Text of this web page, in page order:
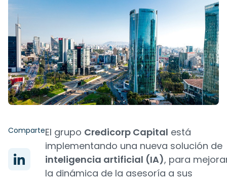
ComparteEl grupo Credicorp Capital está
implementando una nueva solución de
inteligencia artificial (IA), para
la dinámica de la asesoría a sus